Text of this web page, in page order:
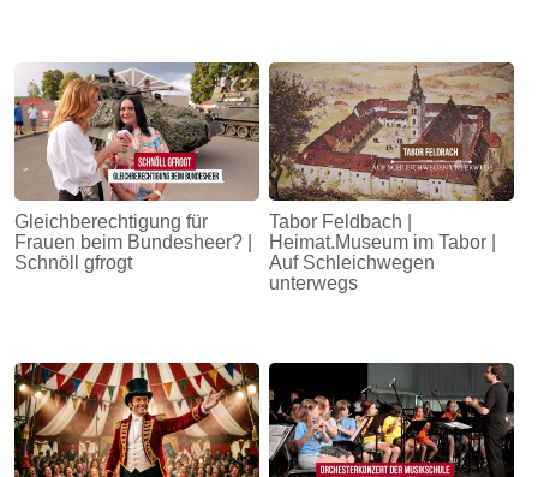
Gleichberechtigung für
Frauen beim Bundesheer? |
Schnöll gfrogt
Tabor Feldbach |
Heimat.Museum im Tabor |
Auf Schleichwegen
unterwegs